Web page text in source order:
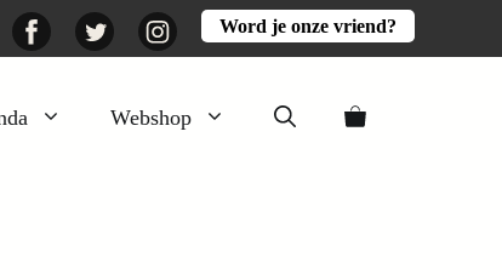
FacebookTwitter InstagramWord je onze vriend?
Webshop